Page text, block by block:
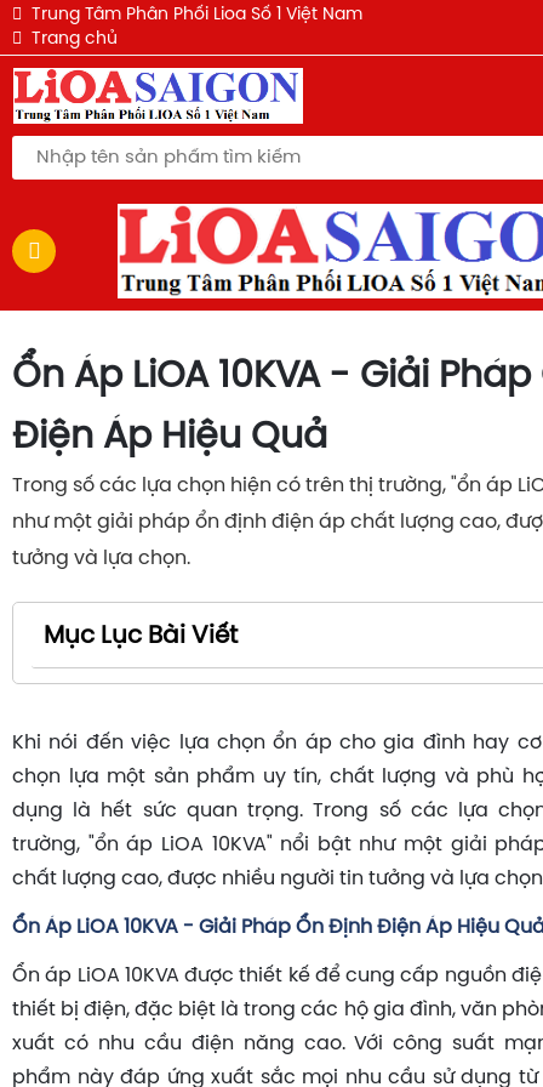
Trung Tâm Phân Phối Lioa Số 1 Việt Nam
Trang chủ
Ổn Áp LiOA 10KVA - Giải
Điện Áp Hiệu Quả
Trong số các lựa chọn hiện có trên thị trường, "ổn áp
như một giải pháp ổn định điện áp chất lượng cao,
tưởng và lựa chọn.
Mục Lục Bài Viết
Khi nói đến việc lựa chọn ổn áp cho gia đình hay
chọn lựa một sản phẩm uy tín, chất lượng và phù
dụng là hết sức quan trọng. Trong số các lựa
trường, "ổn áp LiOA 10KVA" nổi bật như một giải
chất lượng cao, được nhiều người tin tưởng và lựa
Ổn Áp LiOA 10KVA - Giải Pháp Ổn Định Điện Áp Hiệu
Ổn áp LiOA 10KVA được thiết kế để cung cấp nguồn
thiết bị điện, đặc biệt là trong các hộ gia đình, văn
xuất có nhu cầu điện năng cao. Với công suất
phẩm này đáp ứng xuất sắc mọi nhu cầu sử dụng